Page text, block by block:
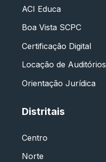
ACI Educa
Boa Vista SCPC
Certificação Digital
Locação de Auditórios
Orientação Jurídica
Distritais
Centro
Norte